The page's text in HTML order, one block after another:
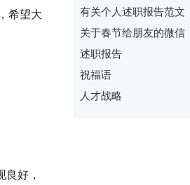
希望大
好，
编6篇
有关个人述职报告范文
锦集十篇
关于春节给朋友的微信
祝福语集合十篇
述职报告
祝福语
人才战略